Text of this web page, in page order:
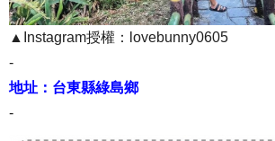
▲Instagram授權：lovebunny0605
-
地址：台東縣綠島鄉
-